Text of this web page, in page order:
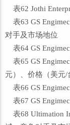
表62 Jothi
表63 GS
对手及市场地位
表64 GS
表65 GS
元）、价格（美元/
表66 GS
表67 GS
表68 Ultimation